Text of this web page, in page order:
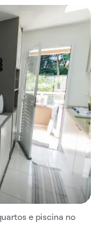
e piscina no